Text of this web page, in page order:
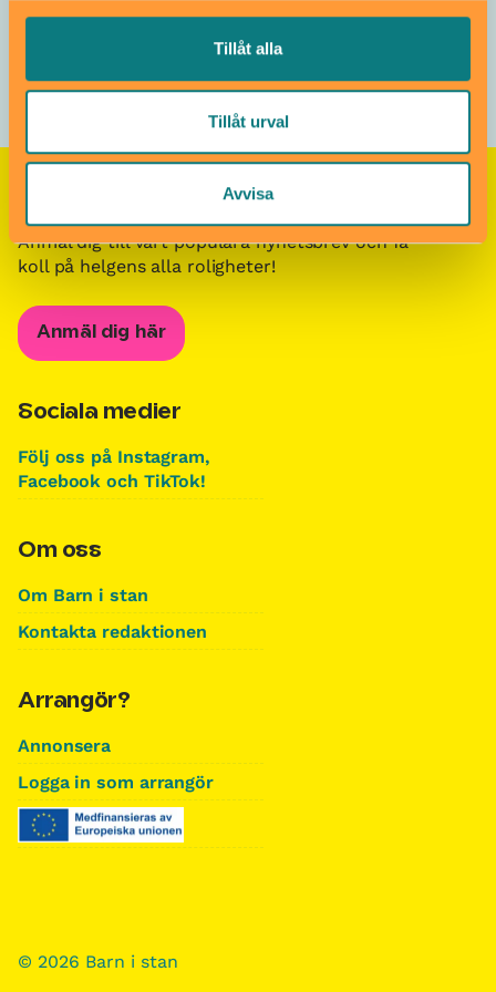
Tillåt alla
Tillåt urval
Avvisa
Nyhetsbrevet Helgkoll
Anmäl dig till vårt populära nyhetsbrev och få
koll på helgens alla roligheter!
Anmäl dig här
Sociala medier
Följ oss på Instagram,
Facebook och TikTok!
Om oss
Om Barn i stan
Kontakta redaktionen
Arrangör?
Annonsera
Logga in som arrangör
© 2026 Barn i stan